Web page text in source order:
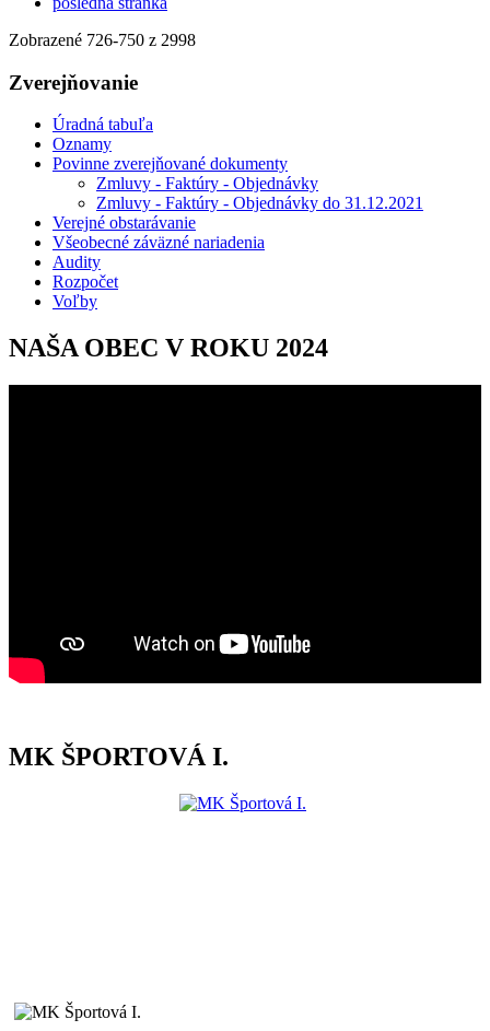
Zobrazené 726-750 z 2998
Zverejňovanie
Úradná tabuľa
Oznamy
Povinne zverejňované dokumenty
Zmluvy - Faktúry - Objednávky
Zmluvy - Faktúry - Objednávky do 31.12.2021
Verejné obstarávanie
Všeobecné záväzné nariadenia
Audity
Rozpočet
Voľby
NAŠA OBEC V ROKU 2024
MK ŠPORTOVÁ I.